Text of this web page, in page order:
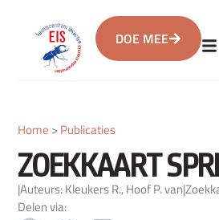
DOE MEE
Home >Publicaties
ZOEKKAART
|Auteurs: Kleukers R., Hoof P. van|
Delen via: